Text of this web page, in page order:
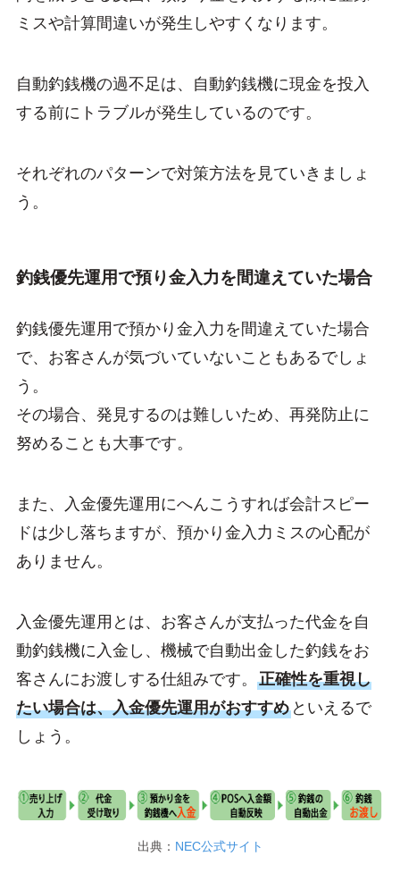
ミスや計算間違いが発生しやすくなります。
自動釣銭機の過不足は、自動釣銭機に現金を投入
する前にトラブルが発生しているのです。
それぞれのパターンで対策方法を見ていきましょ
う。
釣銭優先運用で預り金入力を間違えていた場合
釣銭優先運用で預かり金入力を間違えていた場合
で、お客さんが気づいていないこともあるでしょ
う。
その場合、発見するのは難しいため、再発防止に
努めることも大事です。
また、入金優先運用にへんこうすれば会計スピー
ドは少し落ちますが、預かり金入力ミスの心配が
ありません。
入金優先運用とは、お客さんが支払った代金を自
動釣銭機に入金し、機械で自動出金した釣銭をお
客さんにお渡しする仕組みです。 正確性を重視し
たい場合は、入金優先運用がおすすめといえるで
しょう。
出典： NEC公式サイト